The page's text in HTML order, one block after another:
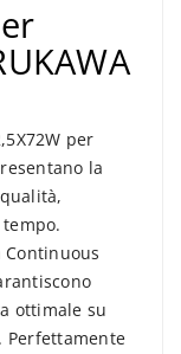
per
la
ottimale su
Perfettamente